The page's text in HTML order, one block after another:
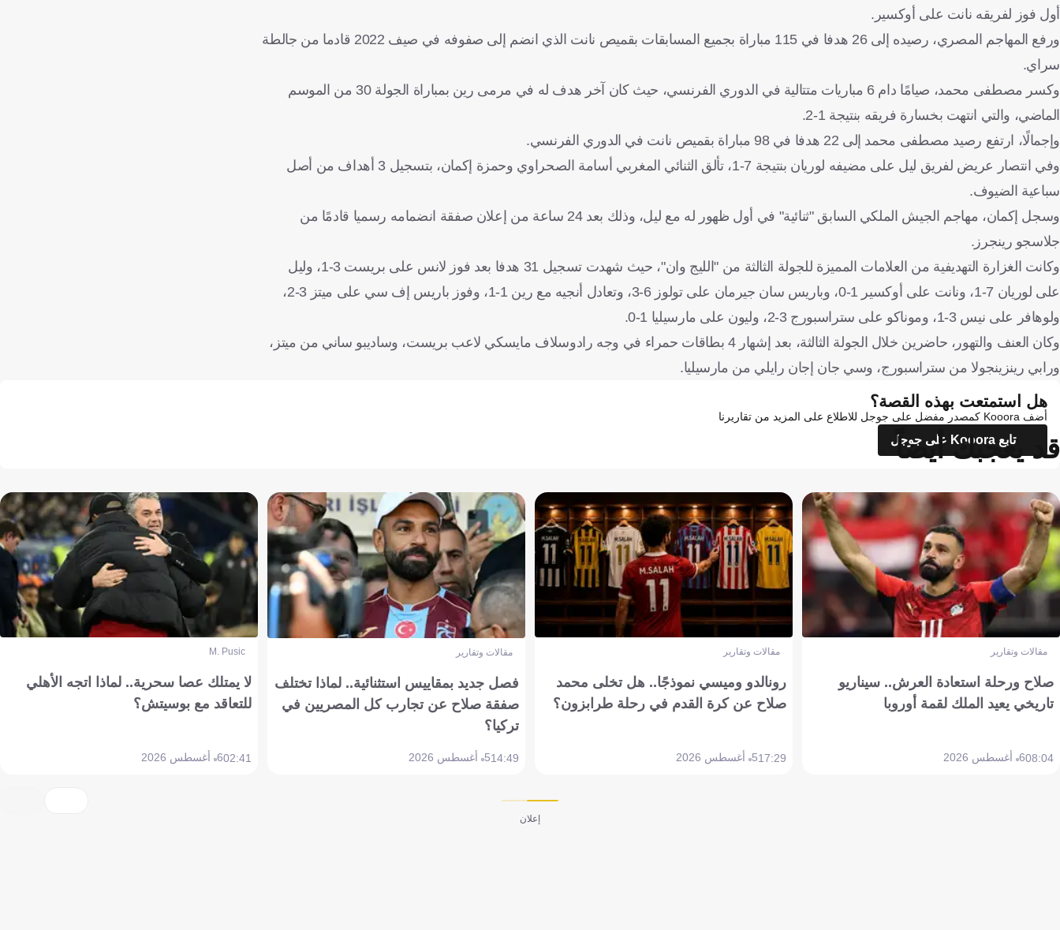
أول فوز لفريقه نانت على أوكسير.
ورفع المهاجم المصري، رصيده إلى 26 هدفا في 115 مباراة بجميع المسابقات بقميص نانت الذي انضم إلى صفوفه في صيف 2022 قادما من جالطة
سراي.
وكسر مصطفى محمد، صيامًا دام 6 مباريات متتالية في الدوري الفرنسي، حيث كان آخر هدف له في مرمى رين بمباراة الجولة 30 من الموسم
الماضي، والتي انتهت بخسارة فريقه بنتيجة 1-2.
وإجمالًا، ارتفع رصيد مصطفى محمد إلى 22 هدفا في 98 مباراة بقميص نانت في الدوري الفرنسي.
وفي انتصار عريض لفريق ليل على مضيفه لوريان بنتيجة 7-1، تألق الثنائي المغربي أسامة الصحراوي وحمزة إكمان، بتسجيل 3 أهداف من أصل
سباعية الضيوف.
وسجل إكمان، مهاجم الجيش الملكي السابق "ثنائية" في أول ظهور له مع ليل، وذلك بعد 24 ساعة من إعلان صفقة انضمامه رسميا قادمًا من
جلاسجو رينجرز.
وكانت الغزارة التهديفية من العلامات المميزة للجولة الثالثة من "الليج وان"، حيث شهدت تسجيل 31 هدفا بعد فوز لانس على بريست 3-1، وليل
على لوريان 7-1، ونانت على أوكسير 1-0، وباريس سان جيرمان على تولوز 6-3، وتعادل أنجيه مع رين 1-1، وفوز باريس إف سي على ميتز 3-2،
ولوهافر على نيس 3-1، وموناكو على ستراسبورج 3-2، وليون على مارسيليا 1-0.
وكان العنف والتهور، حاضرين خلال الجولة الثالثة، بعد إشهار 4 بطاقات حمراء في وجه رادوسلاف مايسكي لاعب بريست، وساديبو ساني من ميتز،
ورابي رينزينجولا من ستراسبورج، وسي جان إجان رايلي من مارسيليا.
هل استمتعت بهذه القصة؟
أضف Kooora كمصدر مفضل على جوجل للاطلاع على المزيد من تقاريرنا
تابع Kooora على جوجل
قد يعجبك أيضاً
مقالات وتقارير
صلاح ورحلة استعادة العرش.. سيناريو
تاريخي يعيد الملك لقمة أوروبا
08:046 أغسطس 2026
مقالات وتقارير
رونالدو وميسي نموذجًا.. هل تخلى محمد
صلاح عن كرة القدم في رحلة طرابزون؟
17:295 أغسطس 2026
مقالات وتقارير
فصل جديد بمقاييس استثنائية.. لماذا تختلف
صفقة صلاح عن تجارب كل المصريين في
تركيا؟
14:495 أغسطس 2026
M. Pusic
لا يمتلك عصا سحرية.. لماذا اتجه الأهلي
للتعاقد مع بوسيتش؟
02:416 أغسطس 2026
إعلان